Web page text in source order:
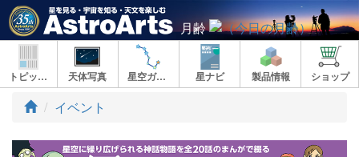
月齢
トピックス 天体写真 星空ガイド 星ナビ 製品情報 ショップ
ト
プ
イベント